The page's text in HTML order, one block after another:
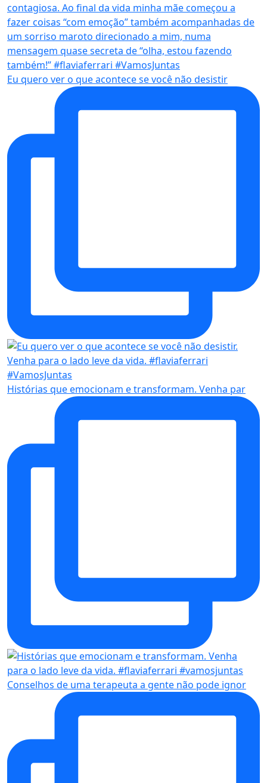
Eu quero ver o que acontece se você não desistir
Histórias que emocionam e transformam. Venha par
Conselhos de uma terapeuta a gente não pode ignor